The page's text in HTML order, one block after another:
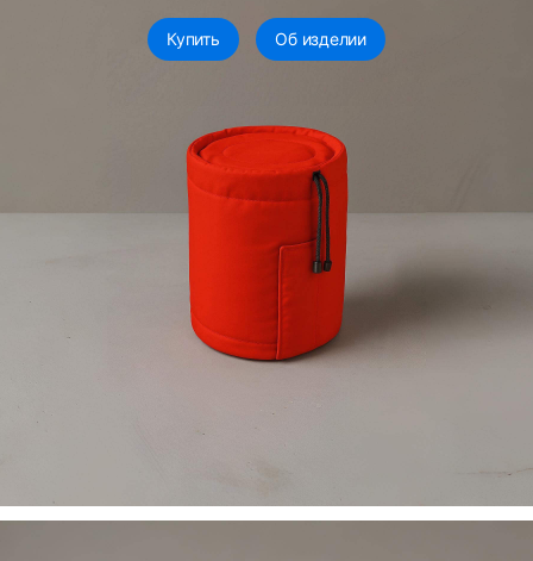
Купить Об изделии